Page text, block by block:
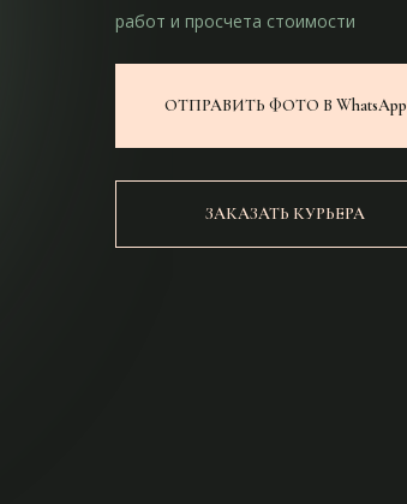
ОТПРАВИТЬ ФОТО В WhatsApp
работ и просчета стоимости
ЗАКАЗАТЬ КУРЬЕРА